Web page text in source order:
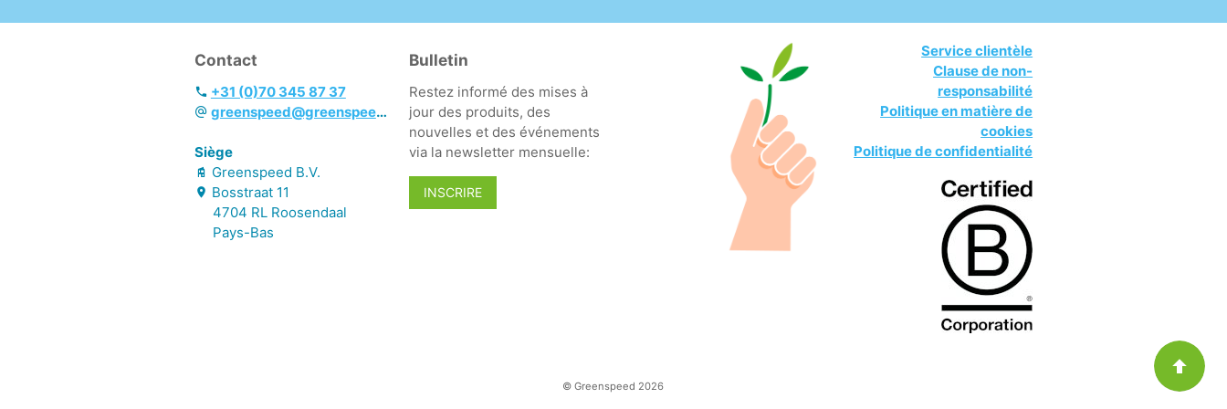
utilisation en eau
dure
- Biodégradable, sans
chlore ni autres
composés halogénés
et utilisation sûre et
simple grâce au
système fermé Bag-in-
Box avec codage
couleur intégré
Contact
+31 (0)70 345 87 37
greenspeed@greenspeed.eu
Siège
Greenspeed B.V.
Bosstraat 11
4704 RL Roosendaal
Pays-Bas
Bulletin
Restez informé des mises à
jour des produits, des
nouvelles et des événements
via la newsletter mensuelle:
INSCRIRE
Service clientèle
Clause de non-
responsabilité
Politique en matière de
cookies
Politique de confidentialité
© Greenspeed 2026